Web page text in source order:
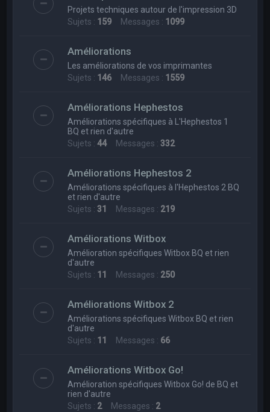
Projets techniques autour de l'impression 3D
Sujets : 159 Messages : 1099
Améliorations
Les améliorations de vos imprimantes
Sujets : 146 Messages : 1559
Améliorations Hephestos
Améliorations spécifiques à L'Hephestos 1
BQ et rien d'autre
Sujets :44Messages :332
Améliorations Hephestos 2
Améliorations spécifiques à l'Hephestos 2 BQ
et rien d'autre
Sujets :31 Messages : 219
Améliorations Witbox
Amélioration spécifiques Witbox BQ et rien
d'autre
Sujets : 11 Messages : 250
Améliorations Witbox 2
Améliorations spécifiques Witbox BQ et rien
d'autre
Sujets : 11 Messages : 66
Améliorations Witbox Go!
Amélioration spécifiques Witbox Go! de BQ et
rien d'autre
Sujets : 2Messages : 2